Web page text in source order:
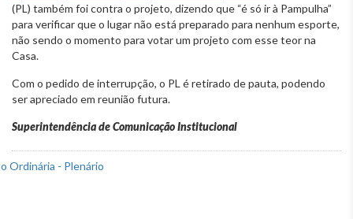
(PL) também foi contra o projeto, dizendo que “é só ir à Pampulha”
para verificar que o lugar não está preparado para nenhum esporte,
não sendo o momento para votar um projeto com esse teor na
Casa.
Com o pedido de interrupção, o PL é retirado de pauta, podendo
ser apreciado em reunião futura.
Superintendência de Comunicação Institucional